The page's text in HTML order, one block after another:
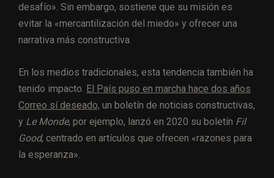
desafío». Sin embargo, sostiene que su misión es
evitar la «mercantilización del miedo» y ofrecer una
narrativa más constructiva.
En los medios tradicionales, esta tendencia también ha
tenido impacto. El País puso en marcha hace dos años
Correo sí deseado, un boletín de noticias constructivas,
y Le Monde, por ejemplo, lanzó en 2020 su boletín Fil
Good, centrado en artículos que ofrecen «razones para
la esperanza».